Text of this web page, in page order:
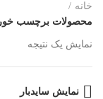
خانه
محصولات برچسب
نمایش یک نتیجه
نمایش سایدبار